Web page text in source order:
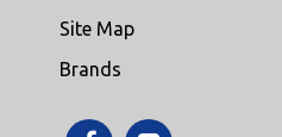
Site Map
Brands